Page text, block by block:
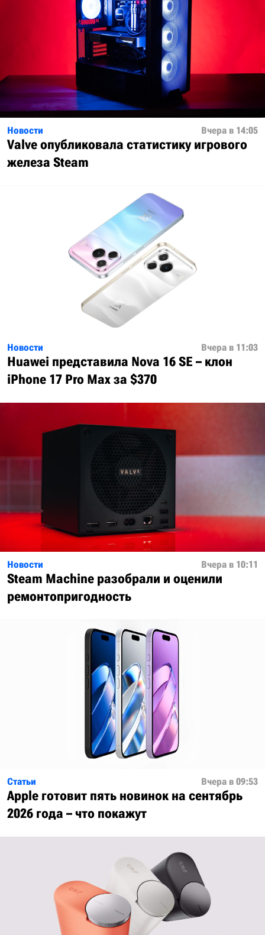
Новости Вчера в 14:05
Valve опубликовала статистику игрового
железа Steam
Новости Вчера в 11:03
Huawei представила Nova 16 SE – клон
iPhone 17 Pro Max за $370
Новости Вчера в 10:11
Steam Machine разобрали и оценили
ремонтопригодность
Статьи Вчера в 09:53
Apple готовит пять новинок на сентябрь
2026 года – что покажут